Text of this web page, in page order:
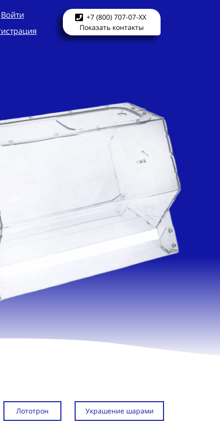
Войти
+7 (800) 707-07-XX
Показать контакты
Лототрон Украшение шарами